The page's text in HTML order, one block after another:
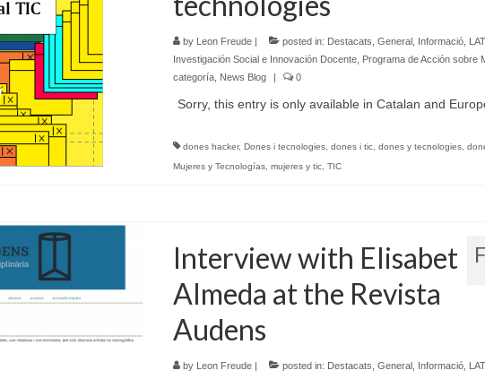
by Leon Freude| posted in: Destacats General, Informació,
Investigación Social e Innovación Docente, Programa de Acción sobre
categoría, News Blog | 0
Sorry, this entry is only available in Catalan and
dones hacker, Dones i tecnologies, dones i tic, dones y tecnologies,
Mujeres y Tecnologías, mujeres y tic, TIC
Interview with Elisabet
Almeda at the Revista
Audens
by Leon Freude| posted in: Destacats General, Informació,